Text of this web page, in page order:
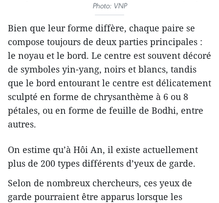
Photo: VNP
Bien que leur forme diffère, chaque paire se
compose toujours de deux parties principales :
le noyau et le bord. Le centre est souvent décoré
de symboles yin-yang, noirs et blancs, tandis
que le bord entourant le centre est délicatement
sculpté en forme de chrysanthème à 6 ou 8
pétales, ou en forme de feuille de Bodhi, entre
autres.
On estime qu’à Hôi An, il existe actuellement
plus de 200 types différents d’yeux de garde.
Selon de nombreux chercheurs, ces yeux de
garde pourraient être apparus lorsque les